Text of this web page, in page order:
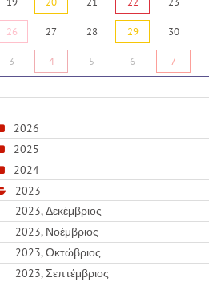
26 27 28 29 30
3 4 5 6 7
2026
2025
2024
2023
2023, Δεκέμβριος
2023, Νοέμβριος
2023, Οκτώβριος
2023, Σεπτέμβριος